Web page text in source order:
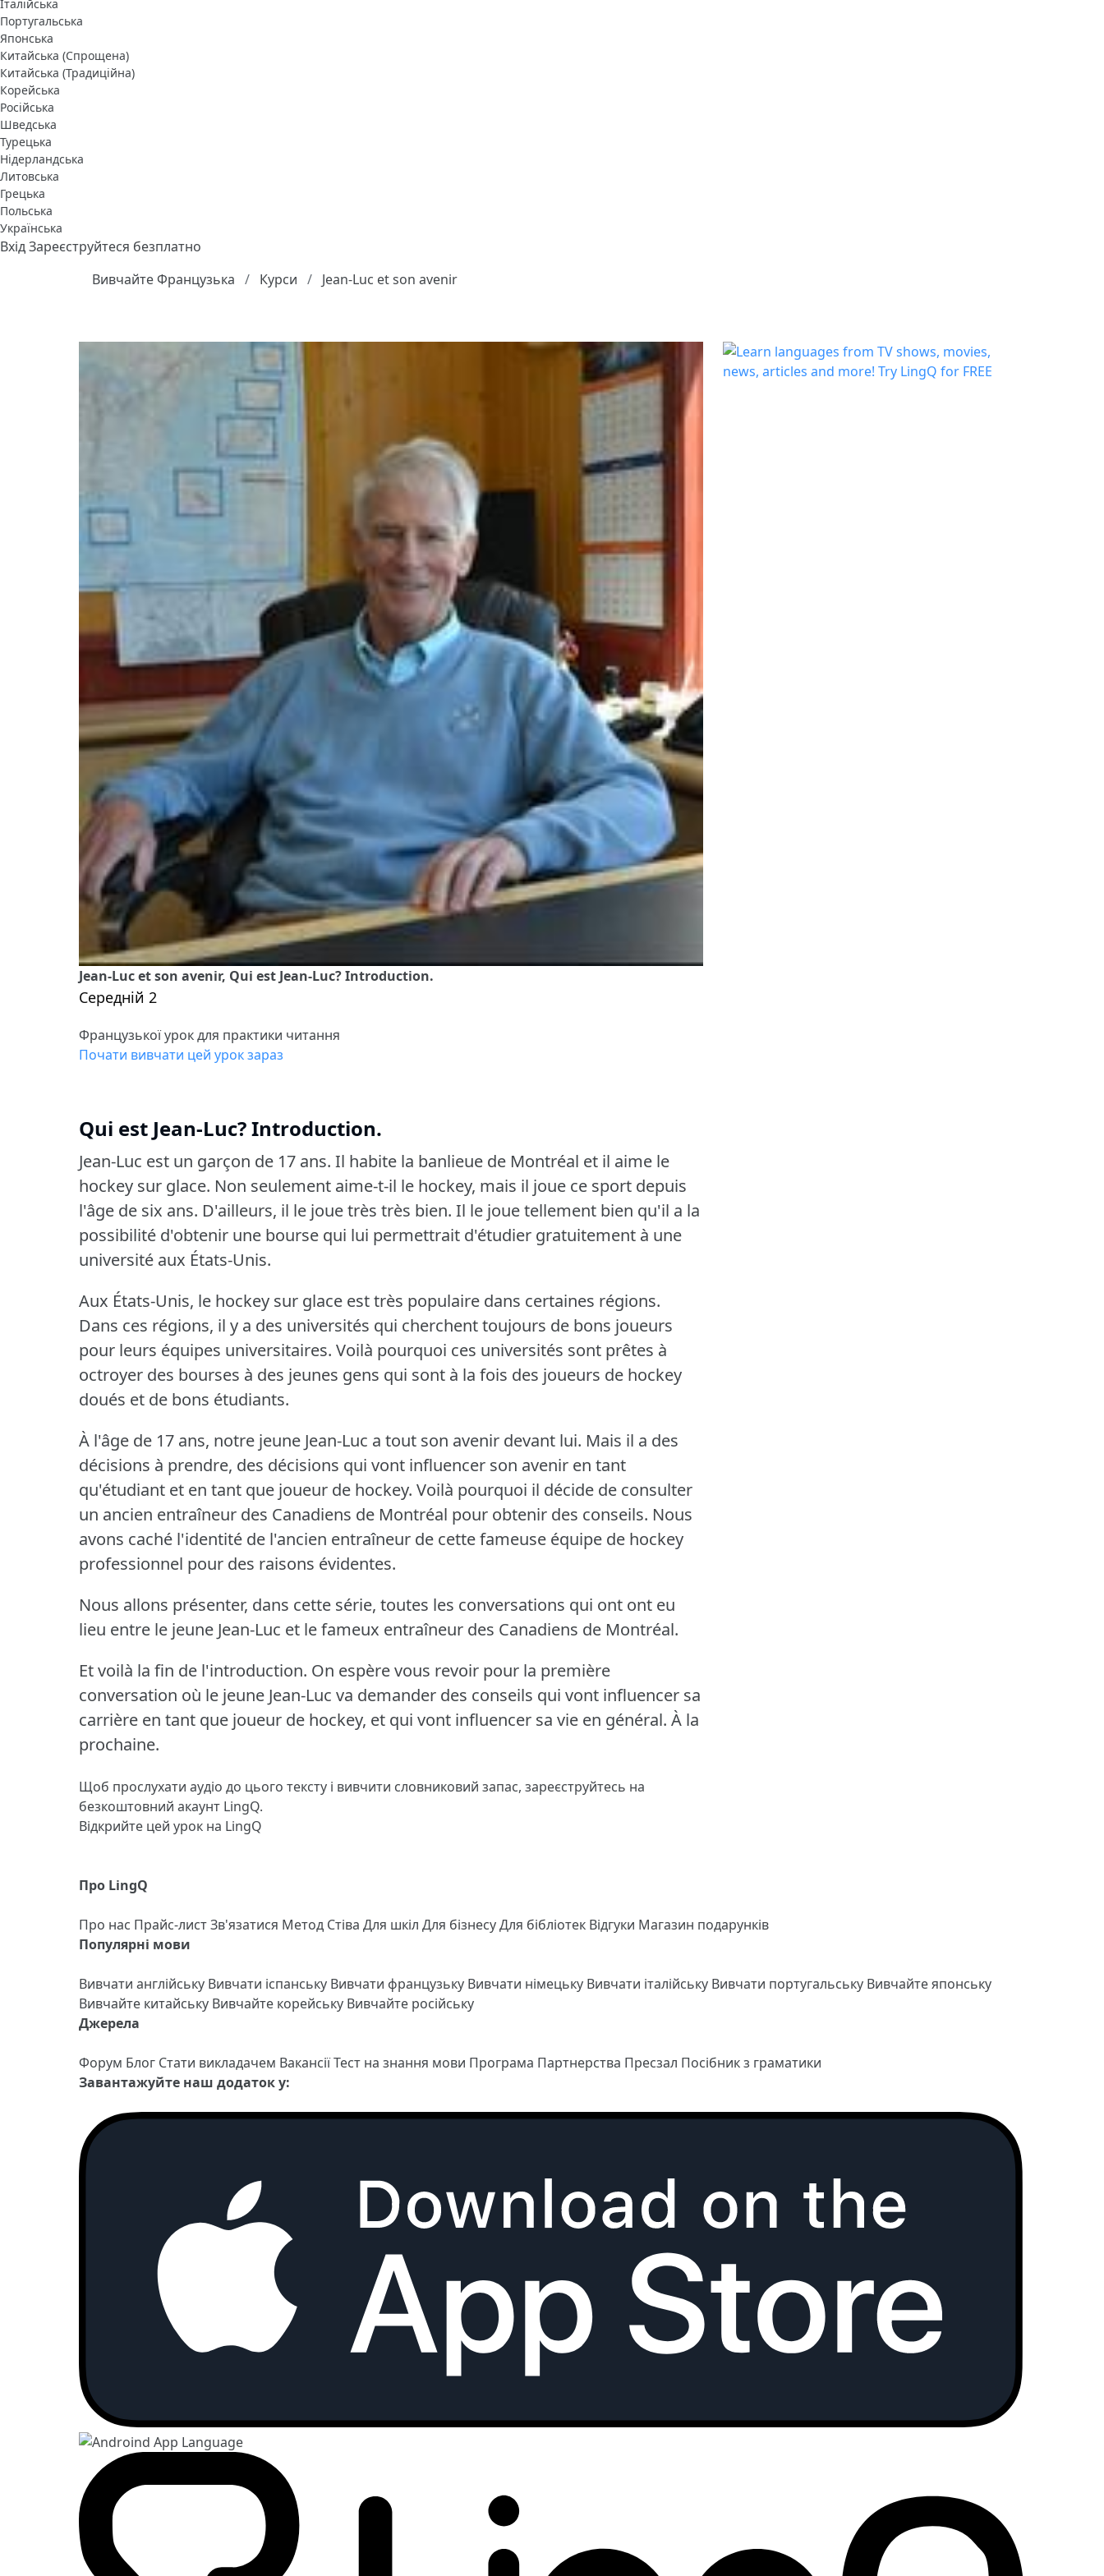
Італійська
Португальська
Японська
Китайська (Спрощена)
Китайська (Традиційна)
Корейська
Російська
Шведська
Турецька
Нідерландська
Литовська
Грецька
Польська
Українська
ВхідЗареєструйтеся безплатно
Вивчайте Французька
Курси Jean-Luc et son avenir
Jean-Luc et son avenir, Qui est Jean-Luc? Introduction.
Середній 2
Французької урок для практики читання
Почати вивчати цей урок зараз
Qui est Jean-Luc?Introduction.
Jean-Luc est un garçon de 17 ans. Il habite la banlieue de Montréal et il aime le
hockey sur glace. Non seulement aime-t-il le hockey, mais il joue ce sport depuis
l'âge de six ans. D'ailleurs, il le joue très très bien. Il le joue tellement bien qu'il a la
possibilité d'obtenir une bourse qui lui permettrait d'étudier gratuitement à une
université aux États-Unis.
Aux États-Unis, le hockey sur glace est très populaire dans certaines régions.
Dans ces régions, il y a des universités qui cherchent toujours de bons joueurs
pour leurs équipes universitaires. Voilà pourquoi ces universités sont prêtes à
octroyer des bourses à des jeunes gens qui sont à la fois des joueurs de hockey
doués et de bons étudiants.
À l'âge de 17 ans, notre jeune Jean-Luc a tout son avenir devant lui. Mais il a des
décisions à prendre, des décisions qui vont influencer son avenir en tant
qu'étudiant et en tant que joueur de hockey. Voilà pourquoi il décide de consulter
un ancien entraîneur des Canadiens de Montréal pour obtenir des conseils. Nous
avons caché l'identité de l'ancien entraîneur de cette fameuse équipe de hockey
professionnel pour des raisons évidentes.
Nous allons présenter, dans cette série, toutes les conversations qui ont ont eu
lieu entre le jeune Jean-Luc et le fameux entraîneur des Canadiens de Montréal.
Et voilà la fin de l'introduction. On espère vous revoir pour la première
conversation où le jeune Jean-Luc va demander des conseils qui vont influencer sa
carrière en tant que joueur de hockey, et qui vont influencer sa vie en général. À la
prochaine.
Щоб прослухати аудіо до цього тексту і вивчити словниковий запас, зареєструйтесь на
безкоштовний акаунт LingQ.
Відкрийте цей урок на LingQ
Про LingQ
Про нас Прайс-листЗв'язатися Метод Стіва Для шкіл Для бізнесуДля бібліотек Відгуки Магазин подарунків
Популярні мови
Вивчати англійську Вивчати іспанську Вивчати французьку Вивчати німецьку Вивчати італійську Вивчати португальську Вивчайте японську
Вивчайте китайську Вивчайте корейську Вивчайте російську
Джерела
Форум Блог Стати викладачем ВакансіїТест на знання мови Програма Партнерства Пресзал Посібник з граматики
Завантажуйте наш додаток у: